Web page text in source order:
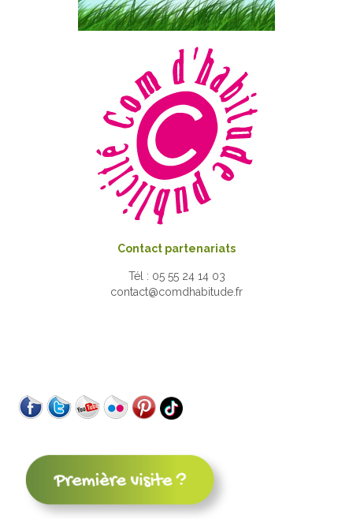
Contact partenariats
Tél : 05 55 24 14 03
contact@comdhabitude.fr